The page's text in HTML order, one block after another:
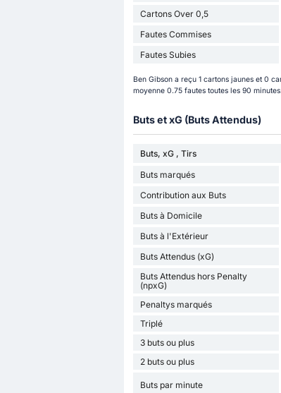
Cartons Over 0,5
Fautes Commises
Fautes Subies
Ben Gibson a reçu 1 cartons jaunes et 0
moyenne 0.75 fautes toutes les 90 minutes.
Buts et xG (Buts Attendus)
Buts, xG , Tirs
Buts marqués
Contribution aux Buts
Buts à Domicile
Buts à l'Extérieur
Buts Attendus (xG)
Buts Attendus hors Penalty
(npxG)
Penaltys marqués
Triplé
3 buts ou plus
2 buts ou plus
Buts par minute